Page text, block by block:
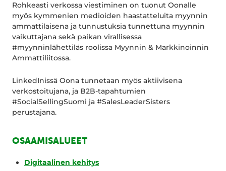
Rohkeasti verkossa viestiminen on tuonut Oonalle
myös kymmenien medioiden haastatteluita myynnin
ammattilaisena ja tunnustuksia tunnettuna myynnin
vaikuttajana sekä paikan virallisessa
#myynninlähettiläs roolissa Myynnin & Markkinoinnin
Ammattiliitossa.
LinkedInissä Oona tunnetaan myös aktiivisena
verkostoitujana, ja B2B-tapahtumien
#SocialSellingSuomi ja #SalesLeaderSisters
perustajana.
OSAAMISALUEET
Digitaalinen kehitys